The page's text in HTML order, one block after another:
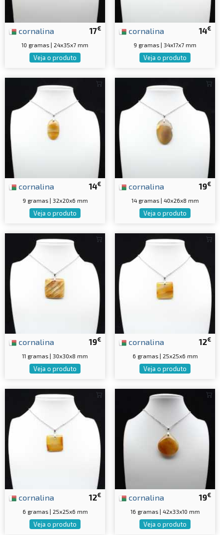
17€
cornalina
10 gramas | 24x35x7 mm
Veja o produto
14€
cornalina
9 gramas | 34x17x7 mm
Veja o produto
14€
cornalina
9 gramas | 32x20x6 mm
Veja o produto
19€
cornalina
14 gramas | 40x26x8 mm
Veja o produto
19€
cornalina
11 gramas | 30x30x8 mm
Veja o produto
12€
cornalina
6 gramas | 25x25x6 mm
Veja o produto
12€
cornalina
6 gramas | 25x25x6 mm
Veja o produto
19€
cornalina
16 gramas | 42x33x10 mm
Veja o produto